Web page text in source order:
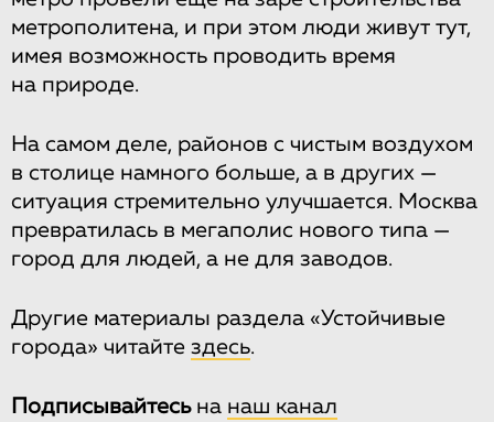
метрополитена, и при этом люди живут тут,
имея возможность проводить время
на природе.
На самом деле, районов с чистым воздухом
в столице намного больше, а в других —
ситуация стремительно улучшается. Москва
превратилась в мегаполис нового типа —
город для людей, а не для заводов.
Другие материалы раздела «Устойчивые
города» читайте здесь.
Подписывайтесьна наш канал